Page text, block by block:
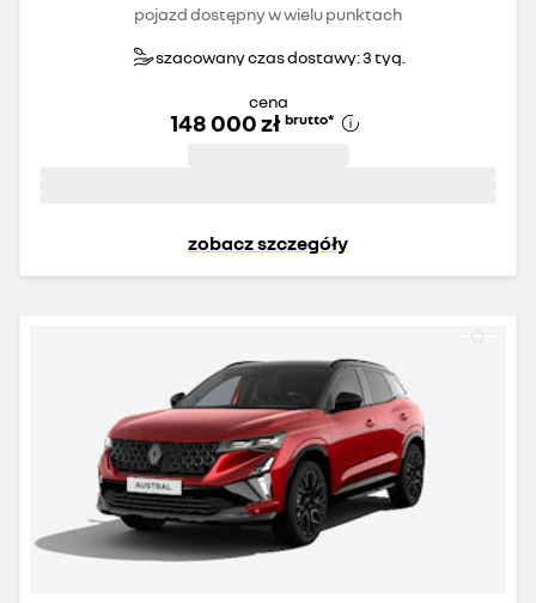
pojazd dostępny w wielu punktach
szacowany czas dostawy: 3 tyg.
cena
148 000 zł brutto*
zobacz szczegóły